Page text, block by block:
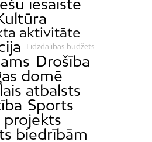
iesaiste
aktivitāte
Līdzdalības budžets
Drošība
domē
atbalsts
Sports
projekts
biedrībām